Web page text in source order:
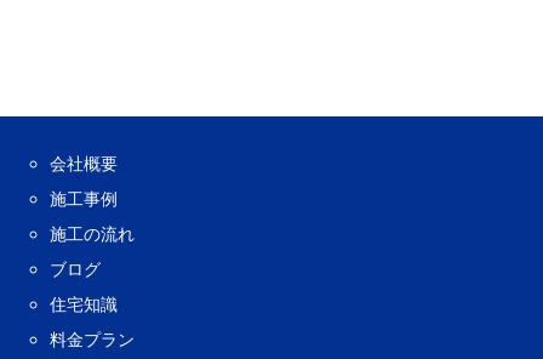
会社概要
施工事例
施工の流れ
ブログ
住宅知識
料金プラン